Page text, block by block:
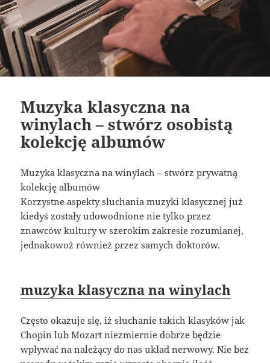
Muzyka klasyczna na
winylach – stwórz osobistą
kolekcję albumów
Muzyka klasyczna na winylach – stwórz prywatną
kolekcję albumów
Korzystne aspekty słuchania muzyki klasycznej już
kiedyś zostały udowodnione nie tylko przez
znawców kultury w szerokim zakresie rozumianej,
jednakowoż również przez samych doktorów.
muzyka klasyczna na winylach
Często okazuje się, iż słuchanie takich klasyków jak
Chopin lub Mozart niezmiernie dobrze będzie
wpływać na należący do nas układ nerwowy. Nie bez